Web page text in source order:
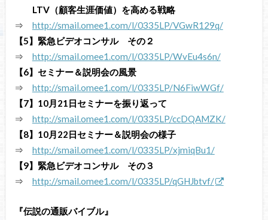
LTV（顧客生涯価値）を高める戦略
⇒ http://smail.omee1.com/l/0335LP/VGwR129q/
【5】緊急ビデオコンサル その２
⇒ http://smail.omee1.com/l/0335LP/WvEu4s6n/
【6】セミナー＆説明会の風景
⇒ http://smail.omee1.com/l/0335LP/N6FiwWGf/
【7】10月21日セミナーを振り返って
⇒ http://smail.omee1.com/l/0335LP/ccDQAMZK/
【8】10月22日セミナー＆説明会の様子
⇒ http://smail.omee1.com/l/0335LP/xjmiqBu1/
【9】緊急ビデオコンサル その３
⇒ http://smail.omee1.com/l/0335LP/qGHJbtvf/
『伝説の通販バイブル』